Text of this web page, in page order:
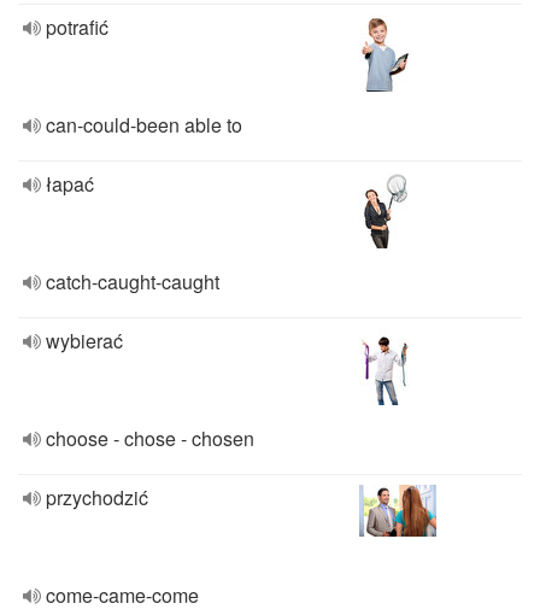
potrafić
can-could-been able to
łapać
catch-caught-caught
wybierać
choose - chose - chosen
przychodzić
come-came-come